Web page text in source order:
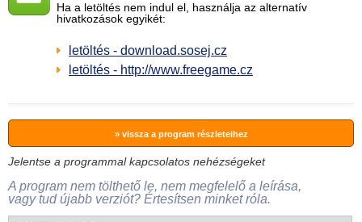
Ha a letöltés nem indul el, használja az alternatív
hivatkozások egyikét:
letöltés - download.sosej.cz
letöltés - http://www.freegame.cz
» vissza a program részleteihez
Jelentse a programmal kapcsolatos nehézségeket
A program nem tölthető le, nem megfelelő a leírása,
vagy tud újabb verziót? Értesítsen minket róla.